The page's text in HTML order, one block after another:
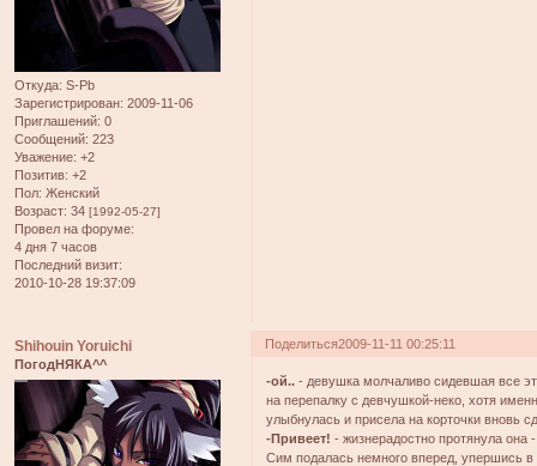
Откуда: S-Pb
Зарегистрирован: 2009-11-06
Приглашений: 0
Сообщений: 223
Уважение: +2
Позитив: +2
Пол: Женский
Возраст: 34 [1992-05-27]
Провел на форуме:
4 дня 7 часов
Последний визит:
2010-10-28 19:37:09
Поделиться2009-11-11 00:25:11
Shihouin Yoruichi
ПогодНЯКА^^
-ой.. - девушка молчаливо сидевшая все
на перепалку с девчушкой-неко, хотя
улыбнулась и присела на корточки вновь
-Привеет! - жизнерадостно протянула она
Сим подалась немного вперед, упершись